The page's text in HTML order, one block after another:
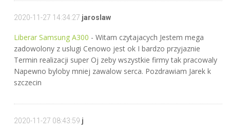
2020-11-27 14:34:27 jaroslaw
Liberar Samsung A300 - Witam czytajacych Jestem mega
zadowolony z uslugi Cenowo jest ok I bardzo przyjaznie
Termin realizacji super Oj zeby wszystkie firmy tak pracowaly
Napewno byloby mniej zawalow serca. Pozdrawiam Jarek k
szczecin
2020-11-27 08:43:59 j